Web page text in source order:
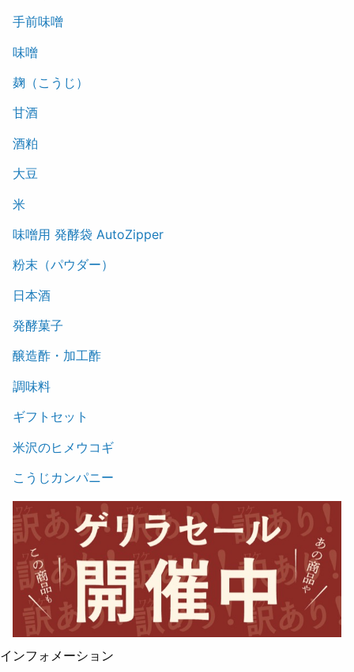
手前味噌
味噌
麹（こうじ）
甘酒
酒粕
大豆
米
味噌用 発酵袋 AutoZipper
粉末（パウダー）
日本酒
発酵菓子
醸造酢・加工酢
調味料
ギフトセット
米沢のヒメウコギ
こうじカンパニー
インフォメーション